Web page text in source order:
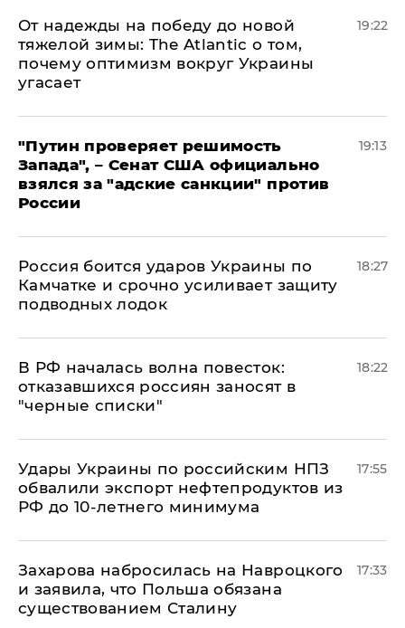
От надежды на победу до новой
тяжелой зимы: The Atlantic о том,
почему оптимизм вокруг Украины
угасает
19:22
"Путин проверяет решимость
Запада", – Сенат США официально
взялся за "адские санкции" против
России
19:13
Россия боится ударов Украины по
Камчатке и срочно усиливает защиту
подводных лодок
18:27
​В РФ началась волна повесток:
отказавшихся россиян заносят в
"черные списки"
18:22
Удары Украины по российским НПЗ
обвалили экспорт нефтепродуктов из
РФ до 10-летнего минимума
17:55
​Захарова набросилась на Навроцкого
и заявила, что Польша обязана
существованием Сталину
17:33